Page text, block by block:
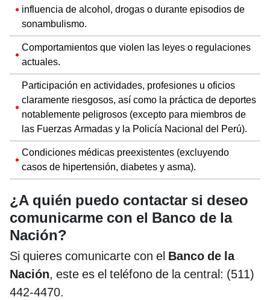
influencia de alcohol, drogas o durante episodios de
sonambulismo.
Comportamientos que violen las leyes o regulaciones
actuales.
Participación en actividades, profesiones u oficios
claramente riesgosos, así como la práctica de deportes
notablemente peligrosos (excepto para miembros de
las Fuerzas Armadas y la Policía Nacional del Perú).
Condiciones médicas preexistentes (excluyendo
casos de hipertensión, diabetes y asma).
¿A quién puedo contactar si deseo
comunicarme con el Banco de la
Nación?
Si quieres comunicarte con el Banco de la
Nación, este es el teléfono de la central: (511)
442-4470.